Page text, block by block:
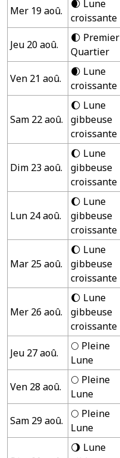
Mer 19 aoû.
🌒 Lune
croissante
Jeu 20 aoû.
🌓 Premier
Quartier
Ven 21 aoû.
🌒 Lune
croissante
Sam 22 aoû.
🌔 Lune
gibbeuse
croissante
Dim 23 aoû.
🌔 Lune
gibbeuse
croissante
Lun 24 aoû.
🌔 Lune
gibbeuse
croissante
Mar 25 aoû.
🌔 Lune
gibbeuse
croissante
Mer 26 aoû.
🌔 Lune
gibbeuse
croissante
Jeu 27 aoû.
🌕 Pleine
Lune
Ven 28 aoû.
🌕 Pleine
Lune
Sam 29 aoû.
🌕 Pleine
Lune
🌖 Lune